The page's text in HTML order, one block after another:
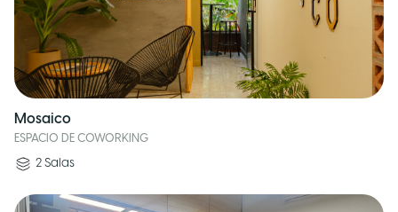
Mosaico
ESPACIO DE COWORKING
2 Salas